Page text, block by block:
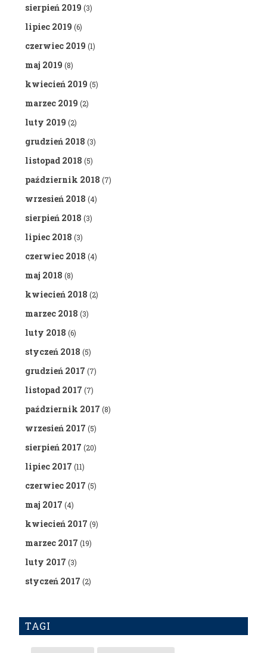
sierpień 2019 (3)
lipiec 2019 (6)
czerwiec 2019 (1)
maj 2019 (8)
kwiecień 2019 (5)
marzec 2019 (2)
luty 2019 (2)
grudzień 2018 (3)
listopad 2018 (5)
październik 2018 (7)
wrzesień 2018 (4)
sierpień 2018 (3)
lipiec 2018 (3)
czerwiec 2018 (4)
maj 2018 (8)
kwiecień 2018 (2)
marzec 2018 (3)
luty 2018 (6)
styczeń 2018 (5)
grudzień 2017 (7)
listopad 2017 (7)
październik 2017 (8)
wrzesień 2017 (5)
sierpień 2017 (20)
lipiec 2017 (11)
czerwiec 2017 (5)
maj 2017 (4)
kwiecień 2017 (9)
marzec 2017 (19)
luty 2017 (3)
styczeń 2017 (2)
TAGI